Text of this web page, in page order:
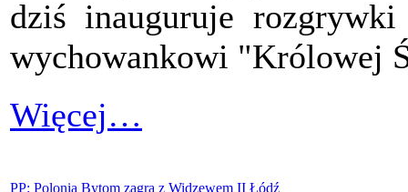
dziś inauguruje
wychowankowi "Królowej
Więcej…
PP: Polonia Bytom zagra z Widzewem II Łódź